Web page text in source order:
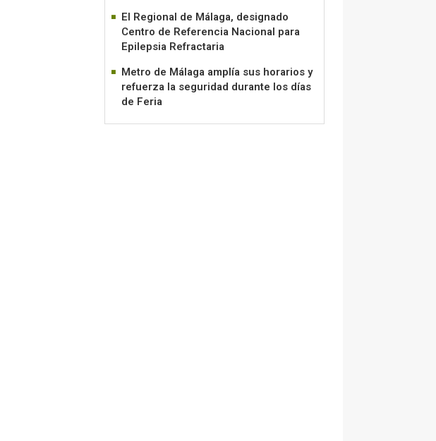
El Regional de Málaga, designado
Centro de Referencia Nacional para
Epilepsia Refractaria
Metro de Málaga amplía sus horarios y
refuerza la seguridad durante los días
de Feria